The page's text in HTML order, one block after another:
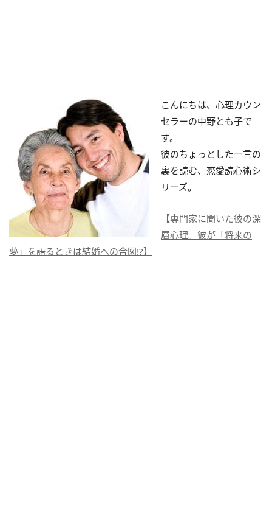
こんにちは、心理カウン
セラーの中野とも子で
す。
彼のちょっとした一言の
裏を読む、恋愛読心術シ
リーズ。
【専門家に聞いた彼の深
層心理。彼が「将来の
夢」を語るときは結婚への合図!?】